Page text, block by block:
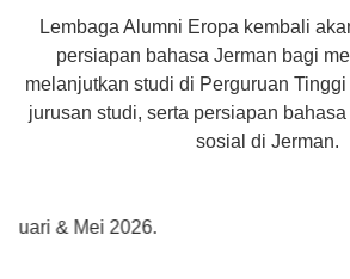
Lembaga Alumni Eropa kembali
persiapan bahasa Jerman bagi
melanjutkan studi di Perguruan
jurusan studi, serta persiapan
sosial di Jerman.
Mei 2026.